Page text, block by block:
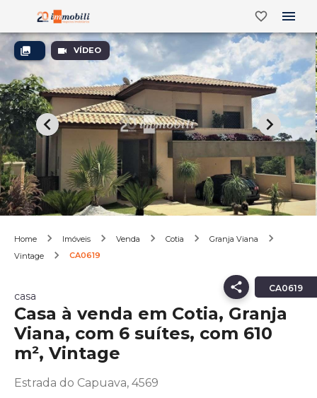
VÍDEO
Home Imóveis Venda Cotia
Granja Viana
Vintage
CA0619
CA0619
casa
Casa à venda em Cotia, Granja
Viana, com 6 suítes, com 610
m², Vintage
Estrada do Capuava, 4569